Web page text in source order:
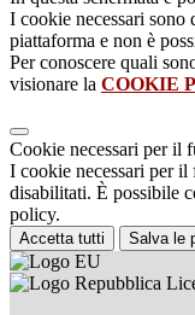
I cookie necessari
piattaforma e non è
Per conoscere quali
visionare la COOKIE
Cookie necessari per il
I cookie necessari per il
disabilitati. È possibile
policy.
Accetta tutti Salva le